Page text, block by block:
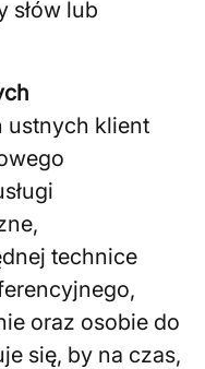
słów lub
ustnych klient
technice
oraz osobie do
się, by na czas,